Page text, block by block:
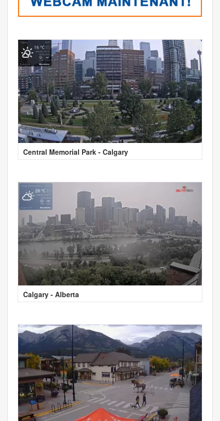
Central Memorial Park - Calgary
Calgary - Alberta